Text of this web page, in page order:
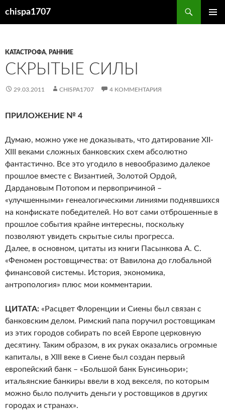
chispa1707
КАТАСТРОФА, РАННИЕ
СКРЫТЫЕ СИЛЫ
29.03.2011 CHISPA1707 4 КОММЕНТАРИЯ
ПРИЛОЖЕНИЕ № 4
Думаю, можно уже не доказывать, что датирование XII-
XIII веками сложных банковских схем абсолютно
фантастично. Все это угодило в невообразимо далекое
прошлое вместе с Византией, Золотой Ордой,
Дардановым Потопом и первопричиной –
«улучшенными» генеалогическими линиями поднявшихся
на конфискате победителей. Но вот сами отброшенные в
прошлое события крайне интересны, поскольку
позволяют увидеть скрытые силы прогресса.
Далее, в основном, цитаты из книги Пасынкова А. С.
«Феномен ростовщичества: от Вавилона до глобальной
финансовой системы. История, экономика,
антропология» плюс мои комментарии.
ЦИТАТА: «Расцвет Флоренции и Сиены был связан с
банковским делом. Римский папа поручил ростовщикам
из этих городов собирать по всей Европе церковную
десятину. Таким образом, в их руках оказались огромные
капиталы, в XIII веке в Сиене был создан первый
европейский банк – «Большой банк Бунсиньори»;
итальянские банкиры ввели в ход векселя, по которым
можно было получить деньги у ростовщиков в других
городах и странах».